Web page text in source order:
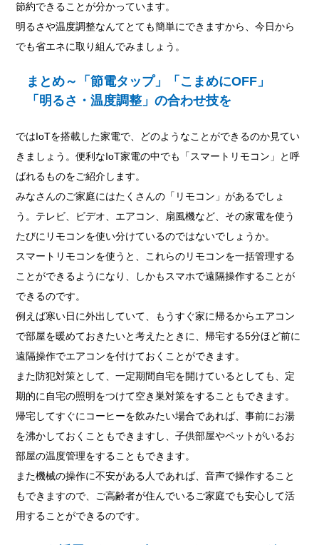
節約できることが分かっています。
明るさや温度調整なんてとても簡単にできますから、今日から
でも省エネに取り組んでみましょう。
まとめ～「節電タップ」「こまめにOFF」
「明るさ・温度調整」の合わせ技を
ではIoTを搭載した家電で、どのようなことができるのか見てい
きましょう。便利なIoT家電の中でも「スマートリモコン」と呼
ばれるものをご紹介します。
みなさんのご家庭にはたくさんの「リモコン」があるでしょ
う。テレビ、ビデオ、エアコン、扇風機など、その家電を使う
たびにリモコンを使い分けているのではないでしょうか。
スマートリモコンを使うと、これらのリモコンを一括管理する
ことができるようになり、しかもスマホで遠隔操作することが
できるのです。
例えば寒い日に外出していて、もうすぐ家に帰るからエアコン
で部屋を暖めておきたいと考えたときに、帰宅する5分ほど前に
遠隔操作でエアコンを付けておくことができます。
また防犯対策として、一定期間自宅を開けているとしても、定
期的に自宅の照明をつけて空き巣対策をすることもできます。
帰宅してすぐにコーヒーを飲みたい場合であれば、事前にお湯
を沸かしておくこともできますし、子供部屋やペットがいるお
部屋の温度管理をすることもできます。
また機械の操作に不安がある人であれば、音声で操作すること
もできますので、ご高齢者が住んでいるご家庭でも安心して活
用することができるのです。